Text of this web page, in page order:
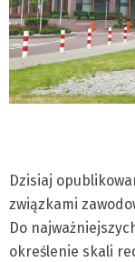
Dzisiaj
związkami
Do
określenie skali